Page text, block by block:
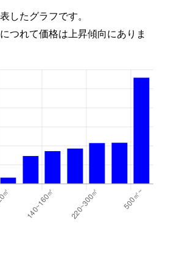
したグラフです。
つれて価格は上昇傾向にありま